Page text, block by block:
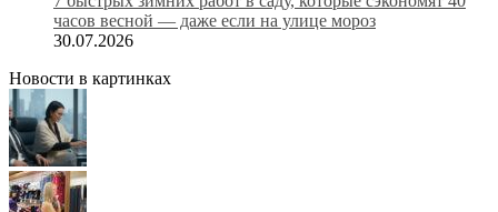
часов весной — даже если на улице мороз
30.07.2026
Новости в картинках